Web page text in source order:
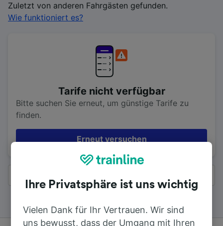
Zuletzt von anderen Fahrgästen gefunden.
Wie funktioniert es?
Tarife nicht verfügbar
Bitte suchen Sie erneut, um günstige Tarife zu
finden.
Erneut versuchen
Ihre Privatsphäre ist uns wichtig
Vielen Dank für Ihr Vertrauen. Wir sind
uns bewusst, dass der Umgang mit Ihren